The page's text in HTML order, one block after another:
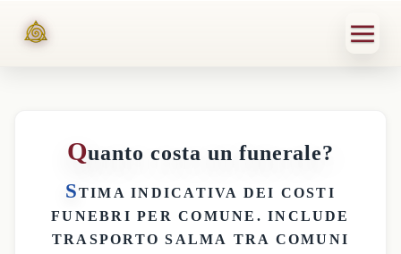
Quanto costa un funerale?
STIMA INDICATIVA DEI COSTI
FUNEBRI PER COMUNE . INCLUDE
TRASPORTO SALMA TRA COMUNI